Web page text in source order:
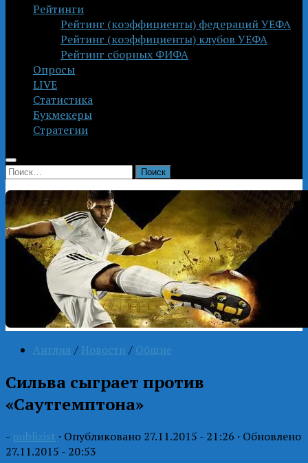
Рейтинги
Рейтинг (коэффициенты) федераций УЕФА
Рейтинг (коэффициенты) клубов УЕФА
Рейтинг сборных ФИФА
Опросы
LIVE
Статистика
Букмекеры
Стратегии
Найти:
Англия / Новости / Общие
Сильва сыграет против
«Саутгемптона»
- publizist · Опубликовано 27.11.2015 - 21:26 · Обновлено
27.11.2015 - 20:53